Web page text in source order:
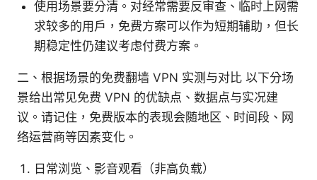
使用场景要分清。对经常需要反审查、临时上网需
求较多的用户，免费方案可以作为短期辅助，但长
期稳定性仍建议考虑付费方案。
二、根据场景的免费翻墙 VPN 实测与对比 以下分场
景给出常见免费 VPN 的优缺点、数据点与实况建
议。请记住，免费版本的表现会随地区、时间段、网
络运营商等因素变化。
日常浏览、影音观看（非高负载）